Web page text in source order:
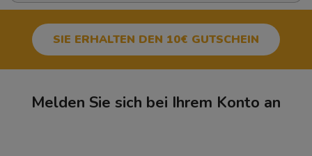
SIE ERHALTEN DEN 10€ GUTSCHEIN
Melden Sie sich bei Ihrem Konto an